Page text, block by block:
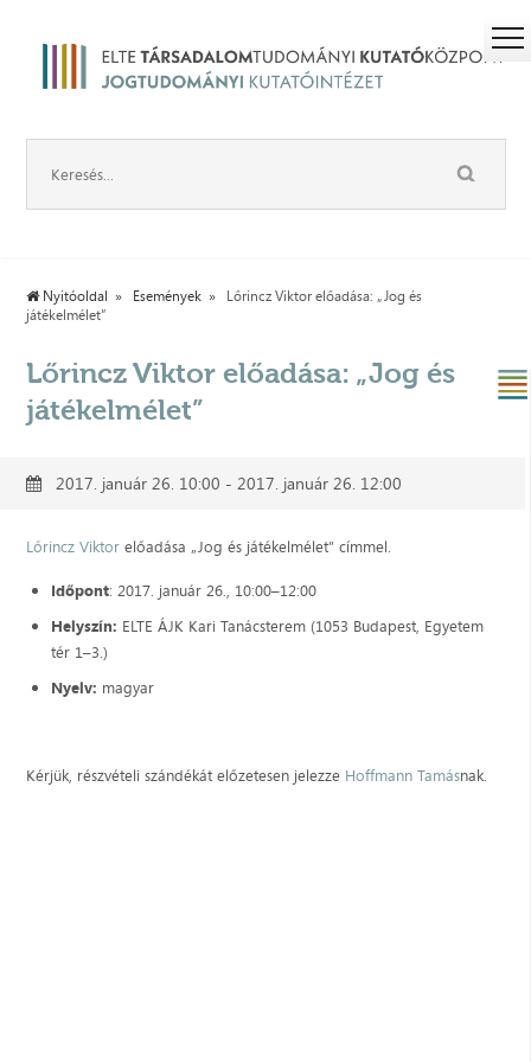
Nyitóoldal Események
Lőrincz Viktor előadása: „Jog és
játékelmélet”
Lőrincz Viktor előadása: „Jog és
játékelmélet”
2017. január 26. 10:00 - 2017. január 26. 12:00
Lőrincz Viktorelőadása „Jog és játékelmélet” címmel.
Időpont: 2017. január 26., 10:00–12:00
Helyszín: ELTE ÁJK Kari Tanácsterem (1053 Budapest, Egyetem
tér 1–3.)
Nyelv: magyar
Kérjük, részvételi szándékát előzetesen jelezze Hoffmann Tamásnak.